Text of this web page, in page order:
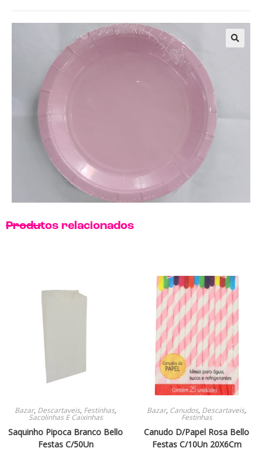
Produtos relacionados
Bazar, Descartaveis, Festinhas,
Sacolinhas E Caixinhas
Saquinho Pipoca Branco Bello
Festas C/50Un
Bazar, Canudos, Descartaveis,
Festinhas
Canudo D/Papel Rosa Bello
Festas C/10Un 20X6Cm